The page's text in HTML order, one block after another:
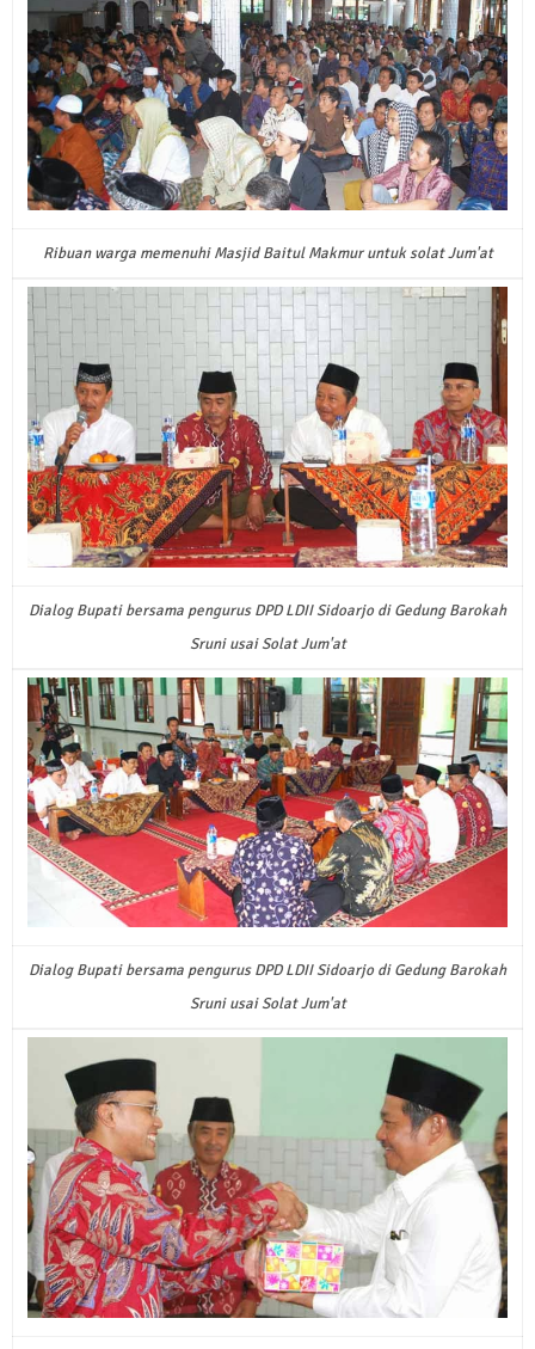
Ribuan warga memenuhi Masjid Baitul Makmur untuk solat Jum'at
Dialog Bupati bersama pengurus DPD LDII Sidoarjo di Gedung Barokah
Sruni usai Solat Jum'at
Dialog Bupati bersama pengurus DPD LDII Sidoarjo di Gedung Barokah
Sruni usai Solat Jum'at